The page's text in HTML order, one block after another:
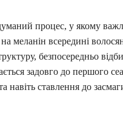
процес, у якому
меланін всередині
безпосередньо
задовго до першого
навіть ставлення до